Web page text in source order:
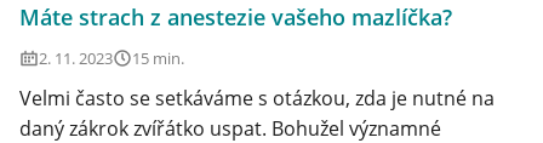
Máte strach z anestezie vašeho mazlíčka?
2. 11. 2023 15 min.
Velmi často se setkáváme s otázkou, zda je nutné na
daný zákrok zvířátko uspat. Bohužel významné